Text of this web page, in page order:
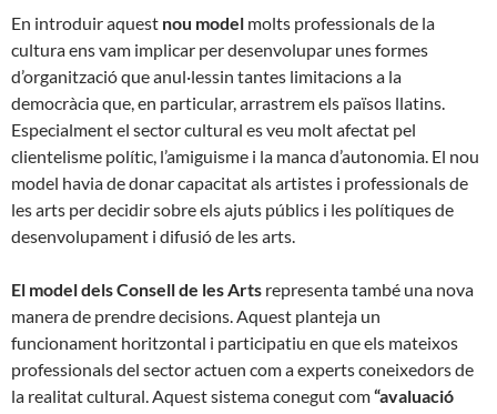
En introduir aquest nou model molts professionals de la
cultura ens vam implicar per desenvolupar unes formes
d’organització que anul·lessin tantes limitacions a la
democràcia que, en particular, arrastrem els països llatins.
Especialment el sector cultural es veu molt afectat pel
clientelisme polític, l’amiguisme i la manca d’autonomia. El nou
model havia de donar capacitat als artistes i professionals de
les arts per decidir sobre els ajuts públics i les polítiques de
desenvolupament i difusió de les arts.
El model dels Consell de les Arts representa també una nova
manera de prendre decisions. Aquest planteja un
funcionament horitzontal i participatiu en que els mateixos
professionals del sector actuen com a experts coneixedors de
la realitat cultural. Aquest sistema conegut com“avaluació